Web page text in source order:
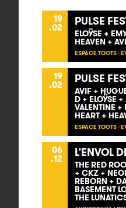
19
.02 PULSE
ELOŸSE +
HEAVEN +
ESPACE TOOTS -
19
.02 PULSE
AVIF +
D + ELOŸSE
VALENTINE +
HEART +
ESPACE TOOTS -
06
.12 L'ENVOL
THE RED
+ CKZ +
REBORN +
BASEMENT
THE